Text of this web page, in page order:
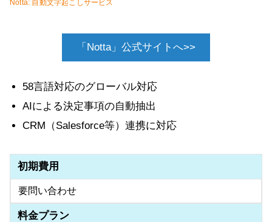
Notta: 自動文字起こしサービス
「Notta」公式サイトへ>>
58言語対応のグローバル対応
AIによる決定事項の自動抽出
CRM（Salesforce等）連携に対応
初期費用
要問い合わせ
料金プラン